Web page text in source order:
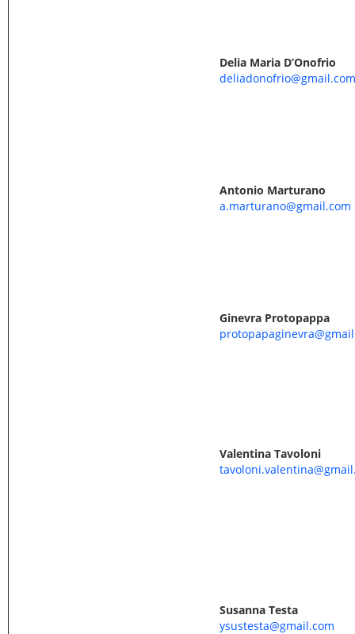
Delia Maria D’Onofrio
deliadonofrio@gmail.com
Antonio Marturano
a.marturano@gmail.com
Ginevra Protopappa
Valentina Tavoloni
Susanna Testa
ysustesta@gmail.com